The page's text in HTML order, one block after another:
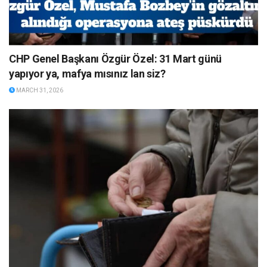
CHP Genel Başkanı Özgür Özel: 31 Mart günü
yapıyor ya, mafya mısınız lan siz?
MARCH 31, 2026